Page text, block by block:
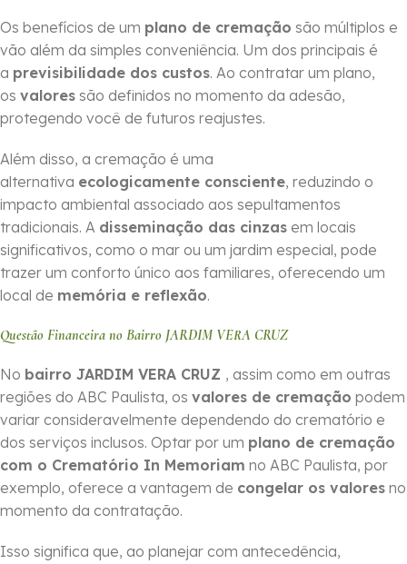
Os benefícios de um plano de cremação são múltiplos e
vão além da simples conveniência. Um dos principais é
a previsibilidade dos custos. Ao contratar um plano,
os valores são definidos no momento da adesão,
protegendo você de futuros reajustes.
Além disso, a cremação é uma
alternativa ecologicamente consciente, reduzindo o
impacto ambiental associado aos sepultamentos
tradicionais. A disseminação das cinzas em locais
significativos, como o mar ou um jardim especial, pode
trazer um conforto único aos familiares, oferecendo um
local de memória e reflexão.
Questão Financeira no Bairro JARDIM VERA CRUZ
No bairro JARDIM VERA CRUZ , assim como em outras
regiões do ABC Paulista, os valores de cremação podem
variar consideravelmente dependendo do crematório e
dos serviços inclusos. Optar por um plano de cremação
com o Crematório In Memoriam no ABC Paulista, por
exemplo, oferece a vantagem de congelar os valores no
momento da contratação.
Isso significa que, ao planejar com antecedência,